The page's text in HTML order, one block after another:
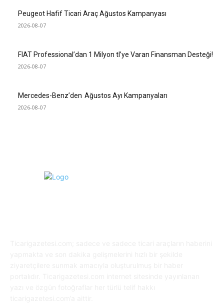
Peugeot Hafif Ticari Araç Ağustos Kampanyası
2026-08-07
FIAT Professional’dan 1 Milyon tl’ye Varan Finansman Desteği!
2026-08-07
Mercedes-Benz’den Ağustos Ayı Kampanyaları
2026-08-07